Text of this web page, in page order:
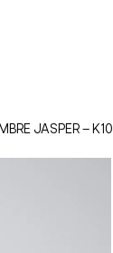
JASPER – K10